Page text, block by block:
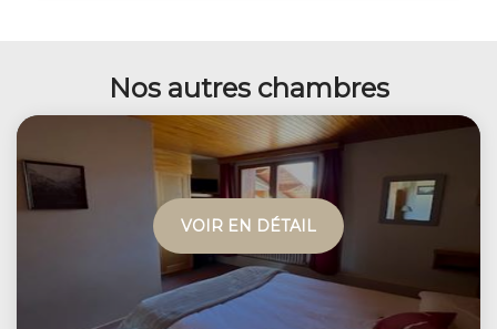
Nos autres chambres
VOIR EN DÉTAIL